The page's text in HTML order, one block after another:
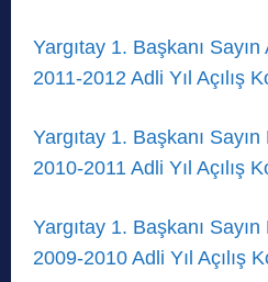
Yargıtay 1. Başkanı Sayın
2011-2012 Adli Yıl Açılış
Yargıtay 1. Başkanı
2010-2011 Adli Yıl Açılış
Yargıtay 1. Başkanı
2009-2010 Adli Yıl Açılış